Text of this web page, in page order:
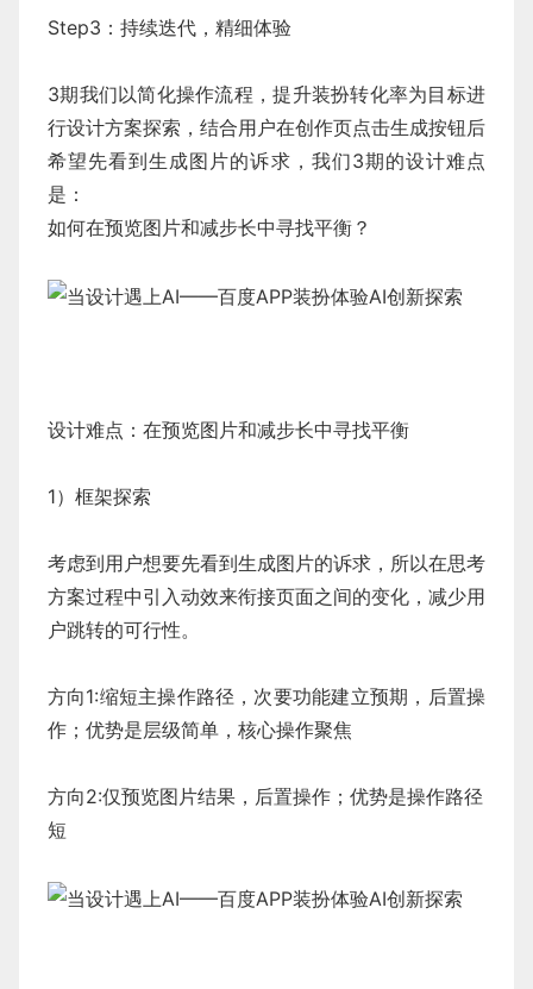
Step3：持续迭代，精细体验
3期我们以简化操作流程，提升装扮转化率为目标进
行设计方案探索，结合用户在创作页点击生成按钮后
希望先看到生成图片的诉求，我们3期的设计难点
是：
如何在预览图片和减步长中寻找平衡？
设计难点：在预览图片和减步长中寻找平衡
1）框架探索
考虑到用户想要先看到生成图片的诉求，所以在思考
方案过程中引入动效来衔接页面之间的变化，减少用
户跳转的可行性。
方向1:缩短主操作路径，次要功能建立预期，后置操
作；优势是层级简单，核心操作聚焦
方向2:仅预览图片结果，后置操作；优势是操作路径
短